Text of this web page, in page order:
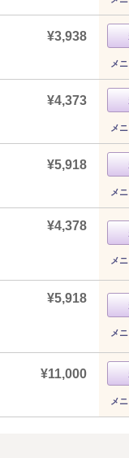
¥3,938
メ
¥4,373
メ
¥5,918
メ
¥4,378
メ
¥5,918
メ
¥11,000
メ